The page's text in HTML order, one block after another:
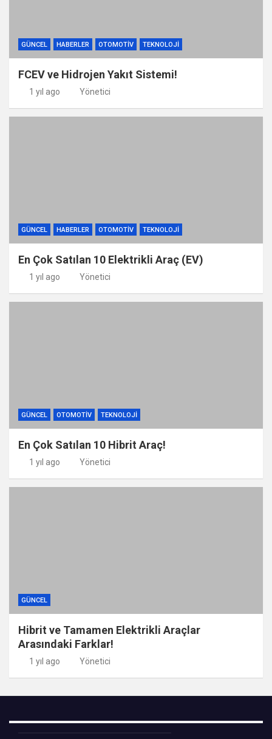
GÜNCEL HABERLER OTOMOTIV TEKNOLOJI
FCEV ve Hidrojen Yakıt Sistemi!
1 yıl ago Yönetici
GÜNCEL HABERLER OTOMOTIV TEKNOLOJI
En Çok Satılan 10 Elektrikli Araç (EV)
1 yıl ago Yönetici
GÜNCEL OTOMOTIV TEKNOLOJI
En Çok Satılan 10 Hibrit Araç!
1 yıl ago Yönetici
GÜNCEL
Hibrit ve Tamamen Elektrikli Araçlar
Arasındaki Farklar!
1 yıl ago Yönetici